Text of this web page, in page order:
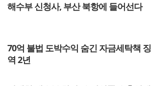
해수부 신청사, 부산 북항에 들어선다
70억 불법 도박수익 숨긴 자금세탁책 징
역 2년